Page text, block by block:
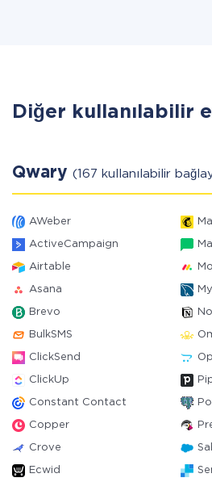
Diğer kullanılabilir
Qwary (167 kullanılabilir
AWeber
ActiveCampaign
Airtable
Asana
Brevo
BulkSMS
ClickSend
ClickUp
Constant Contact
Copper
Crove
Ecwid